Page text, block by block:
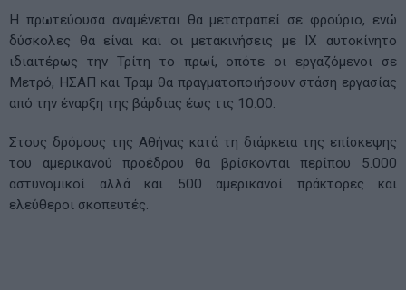
Η πρωτεύουσα αναμένεται θα μετατραπεί σε φρούριο, ενώ
δύσκολες θα είναι και οι μετακινήσεις με ΙΧ αυτοκίνητο
ιδιαιτέρως την Τρίτη το πρωί, οπότε οι εργαζόμενοι σε
Μετρό, ΗΣΑΠ και Τραμ θα πραγματοποιήσουν στάση εργασίας
από την έναρξη της βάρδιας έως τις 10:00.
Στους δρόμους της Αθήνας κατά τη διάρκεια της επίσκεψης
του αμερικανού προέδρου θα βρίσκονται περίπου 5.000
αστυνομικοί αλλά και 500 αμερικανοί πράκτορες και
ελεύθεροι σκοπευτές.